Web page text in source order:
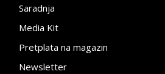
Saradnja
Media Kit
Pretplata na magazin
Newsletter